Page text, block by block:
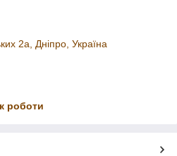
2а, Дніпро, Україна
роботи